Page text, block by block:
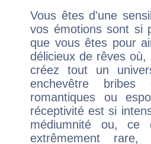
Vous êtes d'une
vos émotions sont si
que vous êtes pour
délicieux de rêves
créez tout un
enchevêtre bribes
romantiques ou
réceptivité est si
médiumnité ou,
extrêmement